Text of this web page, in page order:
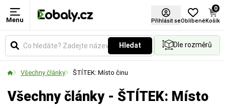
Menu Přihlásit seOblíbené
0
Košík
Hledat Dle rozměrů
Všechny články ŠTÍTEK: Místo činu
Všechny články - ŠTÍTEK: Místo